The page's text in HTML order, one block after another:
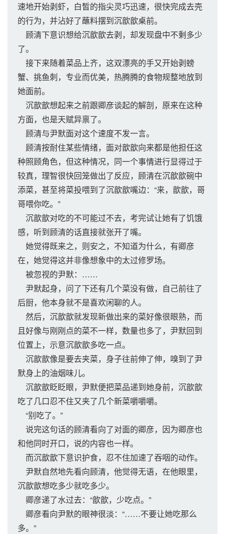
速地开始剥虾，白皙的指尖灵巧迅速，很快完成去壳
的行为，并沾好了蘸料摆到沉歆歆桌前。
顾清下意识想给沉歆歆去剥，却发现盘中不剩多少
了。
接下来随着菜品上齐，这双漂亮的手又开始剥螃
蟹、挑鱼刺，专业而优美，热腾腾的食物规整地放到
她面前。
沉歆歆想起来之前跟卿彦谈起的解剖，原来在这种
方面，也是天赋异禀了。
顾清与尹默面对这个速度不发一言。
顾清按耐住某些情绪，面对歆歆向来都是他担任这
种照顾角色，但这种情况，同一个事情进行显得过于
较真，理智很快回笼做出了反应，顾清在沉歆歆碗中
添菜，甚至将菜投喂到了沉歆歆嘴边：“来，歆歆，哥
哥喂你吃。”
沉歆歆对吃的不可能过不去，考完试让她有了饥饿
感，听到顾清的话直接就张开了嘴。
她觉得既来之，则安之，不知道为什么，有卿彦
在，她觉得这并非像想象中的太过修罗场。
被忽视的尹默：……
尹默起身，问了下还有几个菜没有做，自己前往了
后厨，他本身就不是喜欢闲聊的人。
然后，沉歆歆就发现新做出来的菜好像很眼熟，而
且好像与刚刚点的菜不一样，数量也多了，尹默回到
位置上，示意沉歆歆多吃一点。
沉歆歆像是要去夹菜，身子往前伸了伸，嗅到了尹
默身上的油烟味儿。
沉歆歆眨眨眼，尹默便把菜品递到她身前，沉歆歆
吃了几口忍不住又夹了几个新菜嚼嚼嚼。
“别吃了。”
说完这句话的顾清看向了对面的卿彦，因为卿彦也
和他同时开口，说的内容也一样。
而沉歆歆下意识护食，忍不住加速了吞咽的动作。
尹默自然地先看向顾清，他觉得无语，在他眼里，
沉歆歆想吃多少就吃多少。
卿彦递了水过去：“歆歆，少吃点。”
卿彦看向尹默的眼神很淡：“……不要让她吃那么
多。”